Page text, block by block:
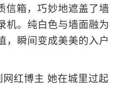
信箱，巧妙地遮盖了墙
机。纯白色与墙面融为
，瞬间变成美美的入户